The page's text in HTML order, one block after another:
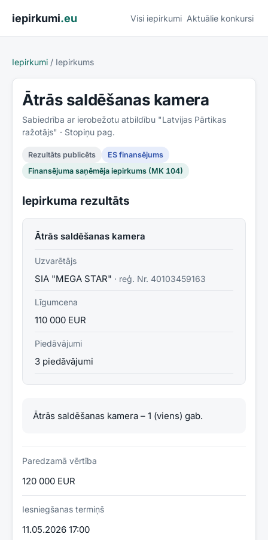
iepirkumi.eu Visi iepirkumi Aktuālie konkursi
Iepirkumi / Iepirkums
Ātrās saldēšanas kamera
Sabiedrība ar ierobežotu atbildību "Latvijas Pārtikas
ražotājs" · Stopiņu pag.
Rezultāts publicēts
ES finansējums
Finansējuma saņēmēja iepirkums (MK 104)
Iepirkuma rezultāts
Ātrās saldēšanas kamera
Uzvarētājs
SIA "MEGA STAR" · reģ. Nr. 40103459163
Līgumcena
110 000 EUR
Piedāvājumi
3 piedāvājumi
Ātrās saldēšanas kamera – 1 (viens) gab.
Paredzamā vērtība
120 000 EUR
Iesniegšanas termiņš
11.05.2026 17:00